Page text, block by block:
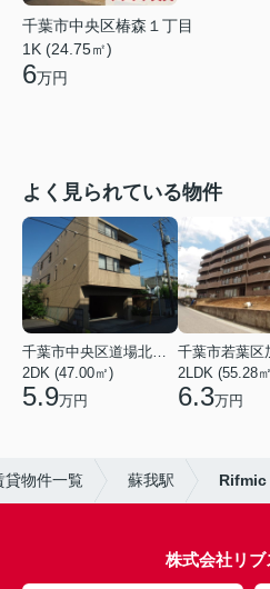
千葉市中央区椿森１丁目
1K (24.75㎡)
6万円
よく見られている物件
千葉市中央区道場北２丁目
2DK (47.00㎡)
5.9万円
千葉市若葉区
2LDK (55.28
6.3万円
貸物件一覧 蘇我駅 Rifmic
株式会社リブ